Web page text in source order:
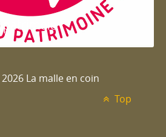
patrimoie
La malle en coin
Top